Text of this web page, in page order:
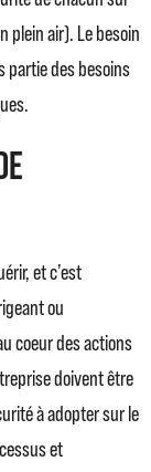
plein air). Le besoin
partie des besoins
et c’est
ou
coeur des actions
doivent être
à adopter sur le
et